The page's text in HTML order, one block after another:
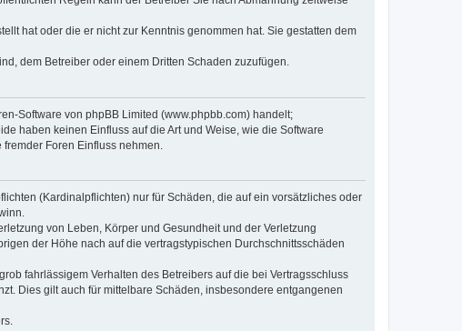
hat oder die er nicht zur Kenntnis genommen hat. Sie gestatten dem
dem Betreiber oder einem Dritten Schaden zuzufügen.
Software von phpBB Limited (www.phpbb.com) handelt;
haben keinen Einfluss auf die Art und Weise, wie die Software
Foren Einfluss nehmen.
(Kardinalpflichten) nur für Schäden, die auf ein vorsätzliches oder
von Leben, Körper und Gesundheit und der Verletzung
der Höhe nach auf die vertragstypischen Durchschnittsschäden
fahrlässigem Verhalten des Betreibers auf die bei Vertragsschluss
Dies gilt auch für mittelbare Schäden, insbesondere entgangenen